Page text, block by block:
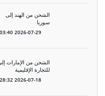
الشحن من الهند إلى
سوريا
2026-07-29 19:03:40
الشحن من الإمارات
للتجارة الإقليمية
2026-07-18 12:28:32